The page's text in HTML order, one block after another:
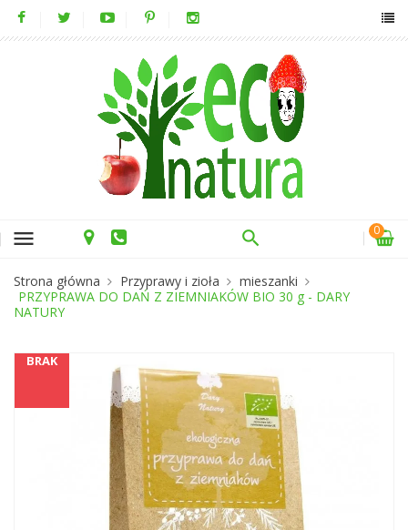
menu 0
Strona główna Przyprawy i zioła
mieszanki
PRZYPRAWA DO DAŃ Z ZIEMNIAKÓW BIO 30 g - DARY
NATURY
BRAK